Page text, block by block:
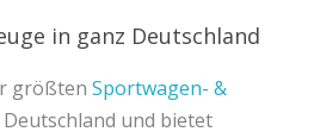
in ganz Deutschland
größten Sportwagen- &
Deutschland und bietet